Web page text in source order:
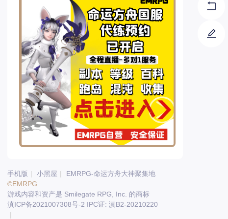
手机版 | 小黑屋 |
EMRPG-命运方舟大神聚集地
©EMRPG
游戏内容和资产是 Smilegate RPG, Inc. 的商标
滇ICP备2021007308号-2 IPC证: 滇B2-20210220
|